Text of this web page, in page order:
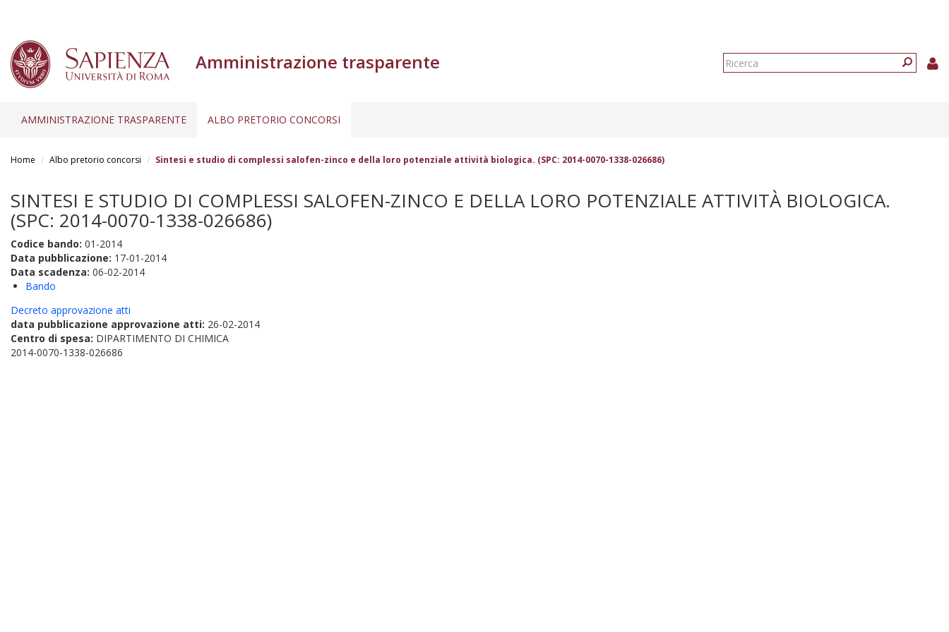
Amministrazione trasparente
Form
AMMINISTRAZIONE TRASPARENTE ALBO PRETORIO CONCORSI
Home Albo pretorio concorsi Sintesi e studio di complessi salofen-zinco e della loro potenziale attività biologica. (SPC: 2014-0070-1338-026686)
SINTESI E STUDIO DI COMPLESSI SALOFEN-ZINCO E DELLA LORO POTENZIALE ATTIVITÀ BIOLOGICA.
(SPC: 2014-0070-1338-026686)
Codice bando: 01-2014
Data pubblicazione: 17-01-2014
Data scadenza: 06-02-2014
Bando
Decreto approvazione atti
data pubblicazione approvazione atti: 26-02-2014
Centro di spesa: DIPARTIMENTO DI CHIMICA
2014-0070-1338-026686